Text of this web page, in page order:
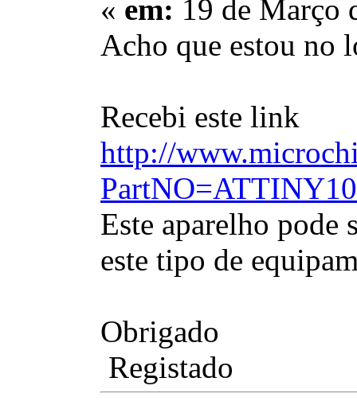
« em: 19 de Março
Acho que estou no
Recebi este link
http://
Este aparelho pode
este tipo de
Obrigado
Registado